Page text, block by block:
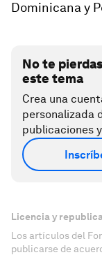
Dominicana y
No te
este tema
Crea una
personalizada
publicaciones
Licencia y
Los artículos del
publicarse de